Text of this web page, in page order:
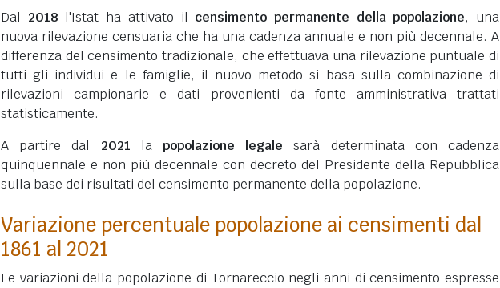
Dal 2018 l'Istat ha attivato il censimento permanente della popolazione, una
nuova rilevazione censuaria che ha una cadenza annuale e non più decennale. A
differenza del censimento tradizionale, che effettuava una rilevazione puntuale di
tutti gli individui e le famiglie, il nuovo metodo si basa sulla combinazione di
rilevazioni campionarie e dati provenienti da fonte amministrativa trattati
statisticamente.
A partire dal 2021 lapopolazione legale sarà determinata con cadenza
quinquennale e non più decennale con decreto del Presidente della Repubblica
sulla base dei risultati del censimento permanente della popolazione.
Variazione percentuale popolazione ai censimenti dal
1861 al 2021
Le variazioni della popolazione di Tornareccio negli anni di censimento espresse